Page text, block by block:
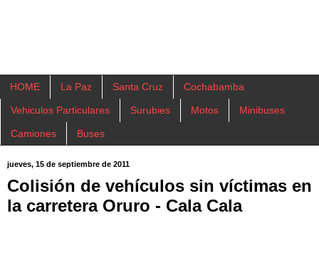
HOME La Paz Santa Cruz Cochabamba
Vehiculos Particulares Surubies Motos Minibuses
Camiones Buses
jueves, 15 de septiembre de 2011
Colisión de vehículos sin víctimas en
la carretera Oruro - Cala Cala